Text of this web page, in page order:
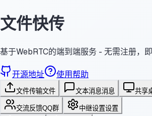
文件快传
基于WebRTC的端到端服务 - 无需注册，
开源地址 使用帮助
文件传输文件 文本消息消息 共享
交流反馈QQ群 中继设置设置